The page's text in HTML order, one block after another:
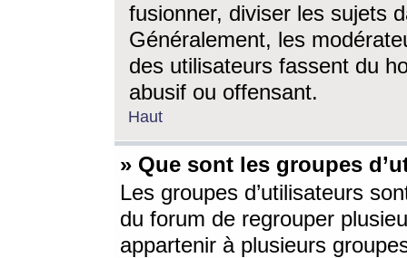
fusionner, diviser les sujets
Généralement, les
des utilisateurs fassent du
abusif ou offensant.
Haut
» Que sont les groupes
Les groupes d’utilisateurs
du forum de regrouper
appartenir à plusieurs